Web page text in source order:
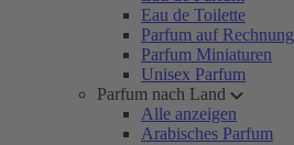
Eau de Toilette
Parfum auf Rechnung
Parfum Miniaturen
Unisex Parfum
Parfum nach Land
Alle anzeigen
Arabisches Parfum